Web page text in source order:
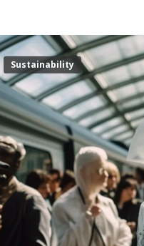
Sustainability